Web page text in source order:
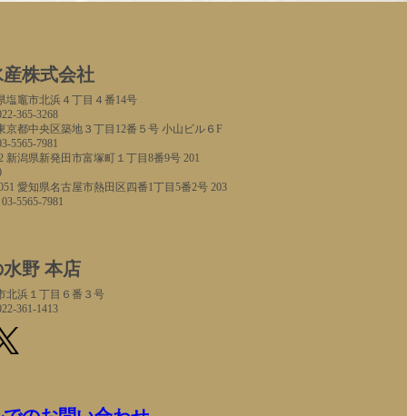
株式会社
竈市北浜４丁目４番14号
365-3268
都中央区築地３丁目12番５号 小山ビル６F
5565-7981
潟県新発田市富塚町１丁目8番9号 201
愛知県名古屋市熱田区四番1丁目5番2号 203
5565-7981
野 本店
北浜１丁目６番３号
361-1413